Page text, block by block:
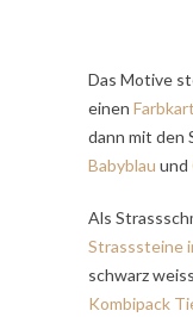
Das Motive
einen
dann mit den
Babyblau und
Als
Strasssteine
schwarz
Kombipack